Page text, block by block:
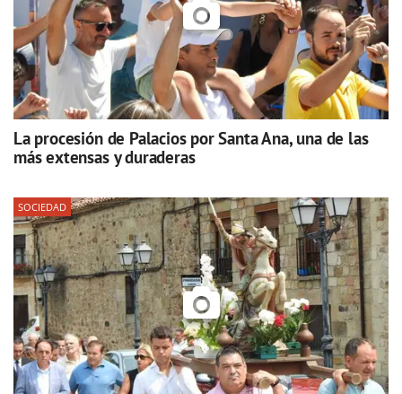
La procesión de Palacios por Santa Ana, una de las
más extensas y duraderas
SOCIEDAD